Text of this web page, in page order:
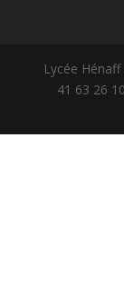
Lycée
41 63 26